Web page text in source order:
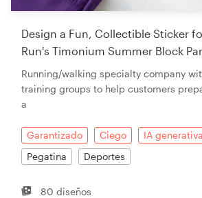
Design a Fun, Collectible Sticker
Run's Timonium Summer Block
Running/walking specialty company
training groups to help customers
a
Garantizado Ciego
IA
Pegatina
Deportes
80 diseños